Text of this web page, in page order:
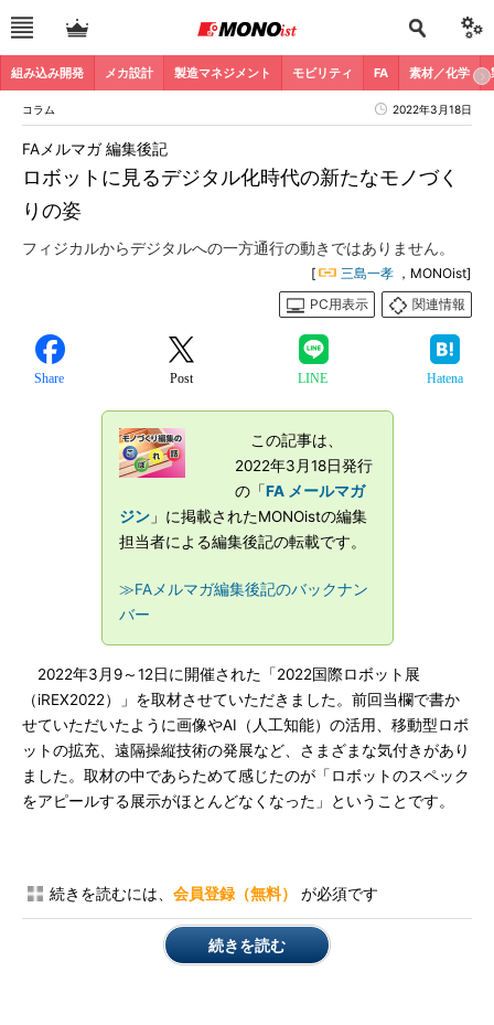
組み込み開発 メカ設計 製造マネジメント モビリティ FA 素材／化学
コラム 2022年3月18日
ロボットに見るデジタル化時代の新たなモノづく
りの姿
FAメルマガ 編集後記
フィジカルからデジタルへの一方通行の動きではありません。
[ 三島一孝 ，MONOist]
PC用表示
関連情報
Share Post LINE Hatena
この記事は、
2022年3月18日発行
の「FA メールマガ
ジン」に掲載されたMONOistの編集
担当者による編集後記の転載です。
≫FAメルマガ編集後記のバックナン
バー
2022年3月9～12日に開催された「2022国際ロボット展
（iREX2022）」を取材させていただきました。前回当欄で書か
せていただいたように画像やAI（人工知能）の活用、移動型ロボ
ットの拡充、遠隔操縦技術の発展など、さまざまな気付きがあり
ました。取材の中であらためて感じたのが「ロボットのスペック
をアピールする展示がほとんどなくなった」ということです。
続きを読むには、 会員登録（無料） が必須です
続きを読む